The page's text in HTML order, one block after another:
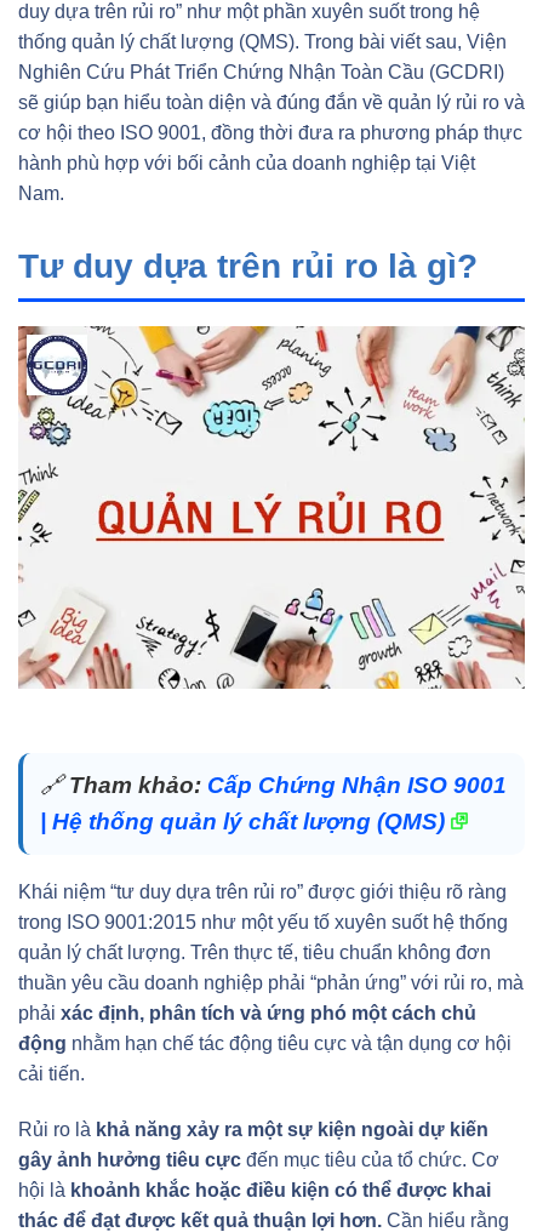
duy dựa trên rủi ro” như một phần xuyên suốt trong hệ
thống quản lý chất lượng (QMS). Trong bài viết sau, Viện
Nghiên Cứu Phát Triển Chứng Nhận Toàn Cầu (GCDRI)
sẽ giúp bạn hiểu toàn diện và đúng đắn về quản lý rủi ro và
cơ hội theo ISO 9001, đồng thời đưa ra phương pháp thực
hành phù hợp với bối cảnh của doanh nghiệp tại Việt
Nam.
Tư duy dựa trên rủi ro là gì?
🔗Tham khảo: Cấp Chứng Nhận ISO 9001
| Hệ thống quản lý chất lượng (QMS)
Khái niệm “tư duy dựa trên rủi ro” được giới thiệu rõ ràng
trong ISO 9001:2015 như một yếu tố xuyên suốt hệ thống
quản lý chất lượng. Trên thực tế, tiêu chuẩn không đơn
thuần yêu cầu doanh nghiệp phải “phản ứng” với rủi ro, mà
phải xác định, phân tích và ứng phó một cách chủ
động nhằm hạn chế tác động tiêu cực và tận dụng cơ hội
cải tiến.
Rủi ro là khả năng xảy ra một sự kiện ngoài dự kiến
gây ảnh hưởng tiêu cực đến mục tiêu của tổ chức. Cơ
hội là khoảnh khắc hoặc điều kiện có thể được khai
thác để đạt được kết quả thuận lợi hơn. Cần hiểu rằng